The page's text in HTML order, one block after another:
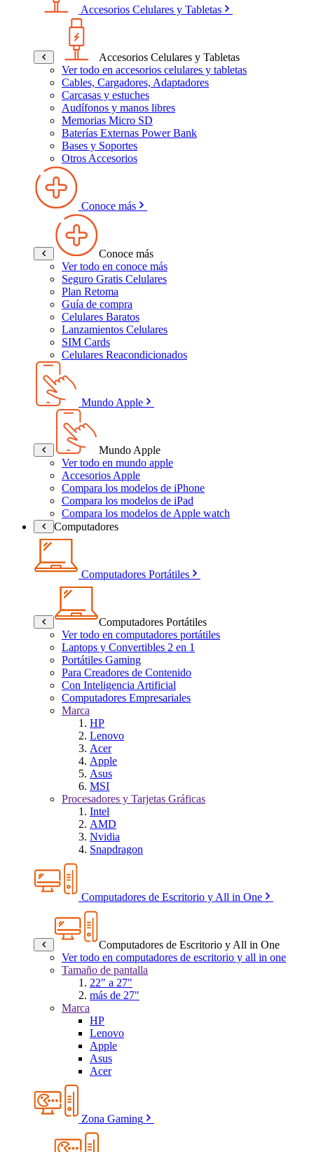
Accesorios Celulares y Tabletas
Accesorios Celulares y Tabletas
Ver todo en accesorios celulares y tabletas
Cables, Cargadores, Adaptadores
Carcasas y estuches
Audífonos y manos libres
Memorias Micro SD
Baterías Externas Power Bank
Bases y Soportes
Otros Accesorios
Conoce más
Conoce más
Ver todo en conoce más
Seguro Gratis Celulares
Plan Retoma
Guía de compra
Celulares Baratos
Lanzamientos Celulares
SIM Cards
Celulares Reacondicionados
Mundo Apple
Mundo Apple
Ver todo en mundo apple
Accesorios Apple
Compara los modelos de iPhone
Compara los modelos de iPad
Compara los modelos de Apple watch
Computadores
Computadores Portátiles
Computadores Portátiles
Ver todo en computadores portátiles
Laptops y Convertibles 2 en 1
Portátiles Gaming
Para Creadores de Contenido
Con Inteligencia Artificial
Computadores Empresariales
Marca
HP
Lenovo
Acer
Apple
Asus
MSI
Procesadores y Tarjetas Gráficas
Intel
AMD
Nvidia
Snapdragon
Computadores de Escritorio y All in One
Computadores de Escritorio y All in One
Ver todo en computadores de escritorio y all in one
Tamaño de pantalla
22" a 27"
más de 27"
Marca
HP
Lenovo
Apple
Asus
Acer
Zona Gaming